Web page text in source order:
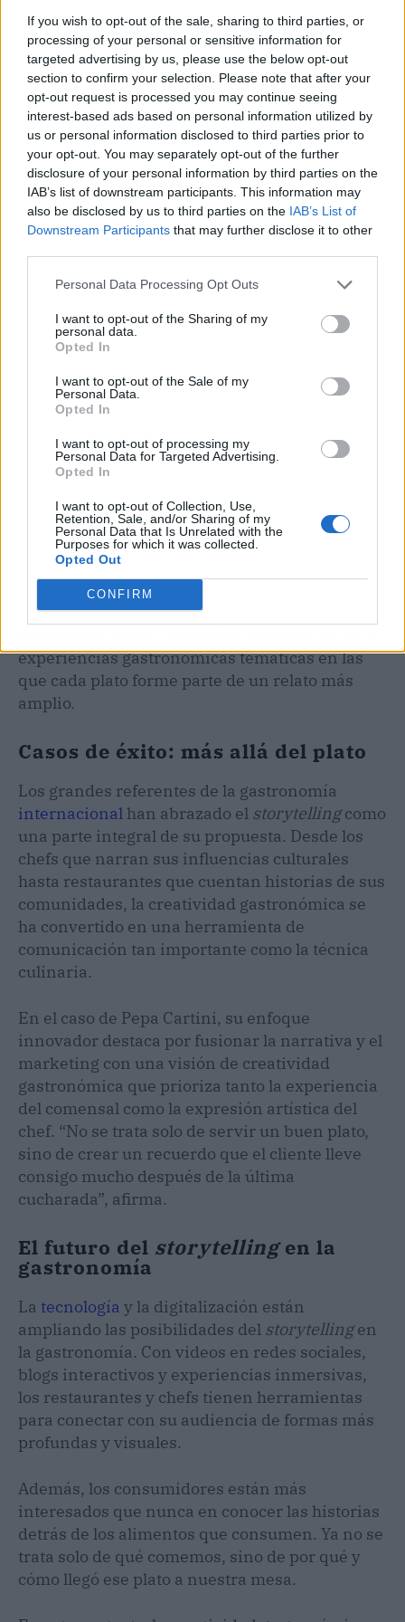
If you wish to opt-out of the sale, sharing to third parties, or
processing of your personal or sensitive information for
targeted advertising by us, please use the below opt-out
section to confirm your selection. Please note that after your
opt-out request is processed you may continue seeing
interest-based ads based on personal information utilized by
us or personal information disclosed to third parties prior to
your opt-out. You may separately opt-out of the further
disclosure of your personal information by third parties on the
IAB’s list of downstream participants. This information may
also be disclosed by us to third parties on the IAB’s List of
Downstream Participants that may further disclose it to other
Personal Data Processing Opt Outs
I want to opt-out of the Sharing of my
personal data.
Opted In
I want to opt-out of the Sale of my
Personal Data.
Opted In
I want to opt-out of processing my
Personal Data for Targeted Advertising.
Opted In
I want to opt-out of Collection, Use,
Retention, Sale, and/or Sharing of my
Personal Data that Is Unrelated with the
Purposes for which it was collected.
Opted Out
CONFIRM
personalidad del restaurante o la propuesta
culinaria.
experiencias gastronómicas temáticas en las
que cada plato forme parte de un relato más
amplio.
Casos de éxito: más allá del plato
Los grandes referentes de la gastronomía
internacional han abrazado el storytellingcomo
una parte integral de su propuesta. Desde los
chefs que narran sus influencias culturales
hasta restaurantes que cuentan historias de sus
comunidades, la creatividad gastronómica se
ha convertido en una herramienta de
comunicación tan importante como la técnica
culinaria.
En el caso de Pepa Cartini, su enfoque
innovador destaca por fusionar la narrativa y el
marketing con una visión de creatividad
gastronómica que prioriza tanto la experiencia
del comensal como la expresión artística del
chef. “No se trata solo de servir un buen plato,
sino de crear un recuerdo que el cliente lleve
consigo mucho después de la última
cucharada”, afirma.
El futuro del storytellingen la
gastronomía
La tecnología y la digitalización están
ampliando las posibilidades del storytellingen
la gastronomía. Con videos en redes sociales,
blogs interactivos y experiencias inmersivas,
los restaurantes y chefs tienen herramientas
para conectar con su audiencia de formas más
profundas y visuales.
Además, los consumidores están más
interesados que nunca en conocer las historias
detrás de los alimentos que consumen. Ya no se
trata solo de qué comemos, sino de por qué y
cómo llegó ese plato a nuestra mesa.